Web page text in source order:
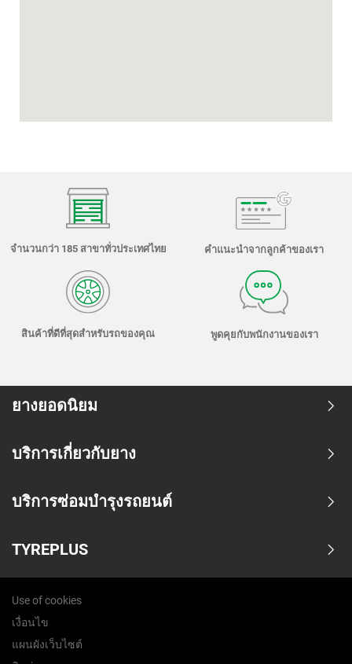
จำนวนกว่า 185 สาขาทั่วประเทศไทย คำแนะนำจากลูกค้าของเรา
สินค้าที่ดีที่สุดสำหรับรถของคุณ พูดคุยกับพนักงานของเรา
ยางยอดนิยม
บริการเกี่ยวกับยาง
บริการซ่อมบำรุงรถยนต์
TYREPLUS
Use of cookies
เงื่อนไข
แผนผังเว็บไซต์